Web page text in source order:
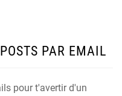
PAR EMAIL
pour t'avertir d'un